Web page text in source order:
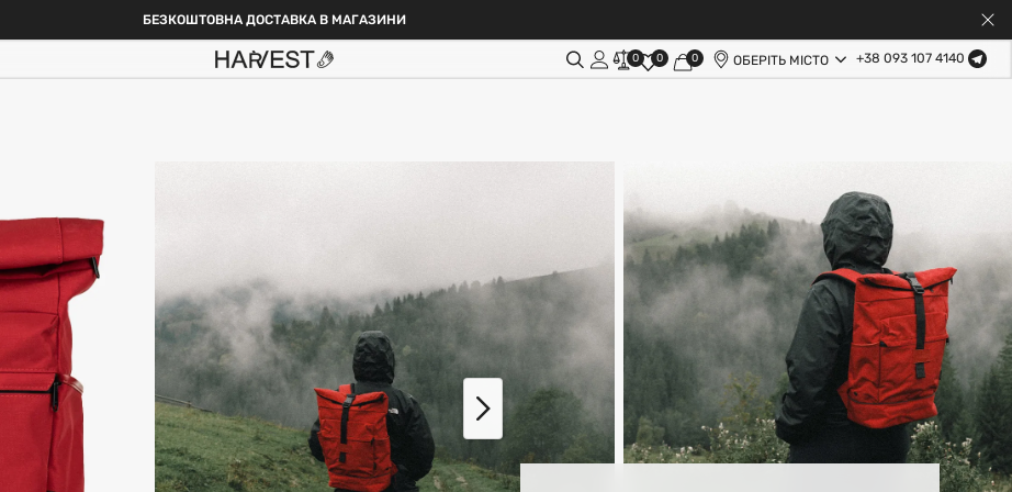
БЕЗКОШТОВНА ДОСТАВКА В МАГАЗИНИ
0 0 0 ОБЕРІТЬ МІСТО +38 093 107 4140